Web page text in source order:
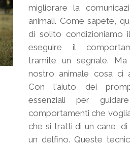
migliorare la
animali. Come sapete,
di solito condizioniamo
eseguire il
tramite un segnale.
nostro animale cosa ci
Con l'aiuto dei
essenziali per
comportamenti che
che si tratti di un cane,
un delfino. Queste